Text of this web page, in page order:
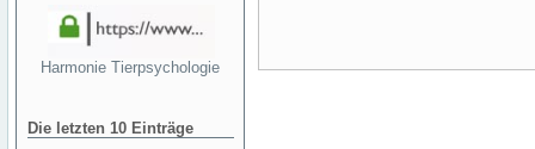
Harmonie Tierpsychologie
Die letzten 10 Einträge